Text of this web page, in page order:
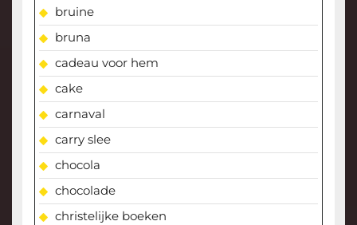
bruine
bruna
cadeau voor hem
cake
carnaval
carry slee
chocola
chocolade
christelijke boeken